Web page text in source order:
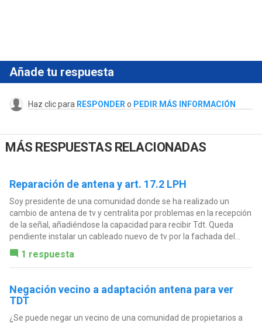
Añade tu respuesta
Haz clic para RESPONDER o PEDIR MÁS INFORMACIÓN
MÁS RESPUESTAS RELACIONADAS
Reparación de antena y art. 17.2 LPH
Soy presidente de una comunidad donde se ha realizado un
cambio de antena de tv y centralita por problemas en la recepción
de la señal, añadiéndose la capacidad para recibir Tdt. Queda
pendiente instalar un cableado nuevo de tv por la fachada del...
1 respuesta
Negación vecino a adaptación antena para ver
TDT
¿Se puede negar un vecino de una comunidad de propietarios a